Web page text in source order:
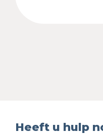
Heeft u hulp